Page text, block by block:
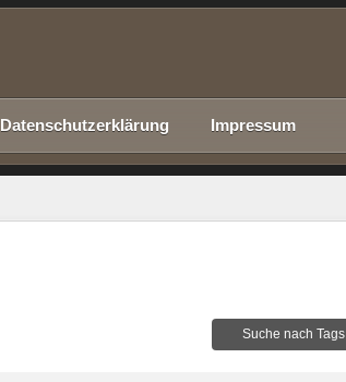
Datenschutzerklärung Impressum
Suche nach Tags